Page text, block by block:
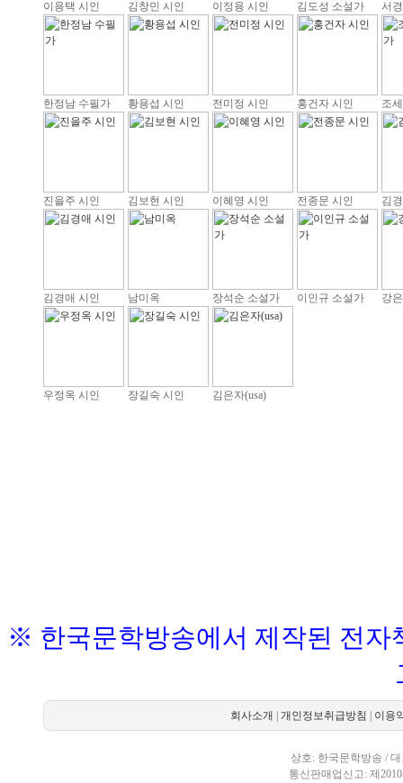
이용택 시인 김창민 시인 이정용 시인 김도성 소설가 서
한정남 수필가 황용섭 시인 전미정 시인 홍건자 시인 조
진을주 시인 김보현 시인 이혜영 시인 전종문 시인 김
김경애 시인 남미옥 장석순 소설가 이인규 소설가 강
우정옥 시인 장길숙 시인 김은자(usa)
※ 한국문학방송에서 제작된 전자
회사소개 개인정보취급방침 이용
상호: 한국문학방송 /
통신판매업신고: 제